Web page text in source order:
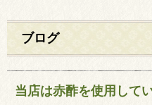
ブログ
当店は赤酢を使用して